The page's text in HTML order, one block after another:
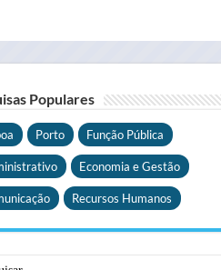
Populares
Porto Função Pública
Economia e Gestão
Recursos Humanos